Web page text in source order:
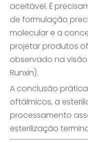
aceitável. É
de formulação
molecular e a
projetar produtos
observado na
Runxin).
A conclusão
oftálmicos, a
processamento
esterilização